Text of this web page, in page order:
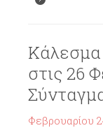
Κάλεσμα
στις 26
Φεβρουαρίου